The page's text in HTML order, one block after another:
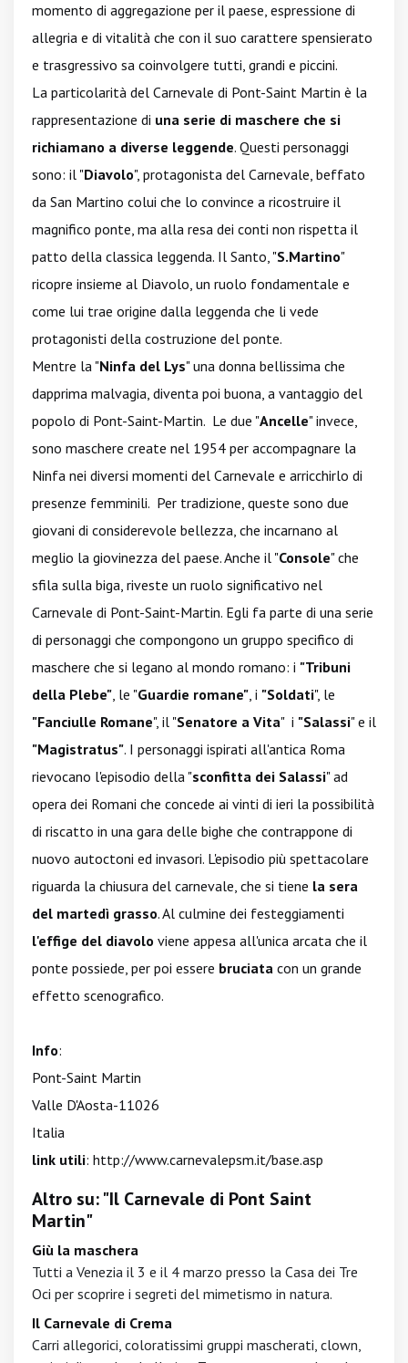
momento di aggregazione per il paese, espressione di
allegria e di vitalità che con il suo carattere spensierato
e trasgressivo sa coinvolgere tutti, grandi e piccini.
La particolarità del Carnevale di Pont-Saint Martin è la
rappresentazione di una serie di maschere che si
richiamano a diverse leggende. Questi personaggi
sono: il "Diavolo", protagonista del Carnevale, beffato
da San Martino colui che lo convince a ricostruire il
magnifico ponte, ma alla resa dei conti non rispetta il
patto della classica leggenda. Il Santo, "S.Martino"
ricopre insieme al Diavolo, un ruolo fondamentale e
come lui trae origine dalla leggenda che li vede
protagonisti della costruzione del ponte.
Mentre la "Ninfa del Lys" una donna bellissima che
dapprima malvagia, diventa poi buona, a vantaggio del
popolo di Pont-Saint-Martin. Le due "Ancelle" invece,
sono maschere create nel 1954 per accompagnare la
Ninfa nei diversi momenti del Carnevale e arricchirlo di
presenze femminili. Per tradizione, queste sono due
giovani di considerevole bellezza, che incarnano al
meglio la giovinezza del paese. Anche il "Console" che
sfila sulla biga, riveste un ruolo significativo nel
Carnevale di Pont-Saint-Martin. Egli fa parte di una serie
di personaggi che compongono un gruppo specifico di
maschere che si legano al mondo romano: i "Tribuni
della Plebe", le "Guardie romane", i "Soldati", le
"Fanciulle Romane", il "Senatore a Vita" i "Salassi" e il
"Magistratus". I personaggi ispirati all'antica Roma
rievocano l'episodio della "sconfitta dei Salassi" ad
opera dei Romani che concede ai vinti di ieri la possibilità
di riscatto in una gara delle bighe che contrappone di
nuovo autoctoni ed invasori. L'episodio più spettacolare
riguarda la chiusura del carnevale, che si tiene la sera
del martedì grasso. Al culmine dei festeggiamenti
l'effige del diavolo viene appesa all'unica arcata che il
ponte possiede, per poi essere bruciata con un grande
effetto scenografico.
Info:
Pont-Saint Martin
Valle D'Aosta-11026
Italia
link utili: http://www.carnevalepsm.it/base.asp
Altro su: "Il Carnevale di Pont Saint
Martin"
Giù la maschera
Tutti a Venezia il 3 e il 4 marzo presso la Casa dei Tre
Oci per scoprire i segreti del mimetismo in natura.
Il Carnevale di Crema
Carri allegorici, coloratissimi gruppi mascherati, clown,